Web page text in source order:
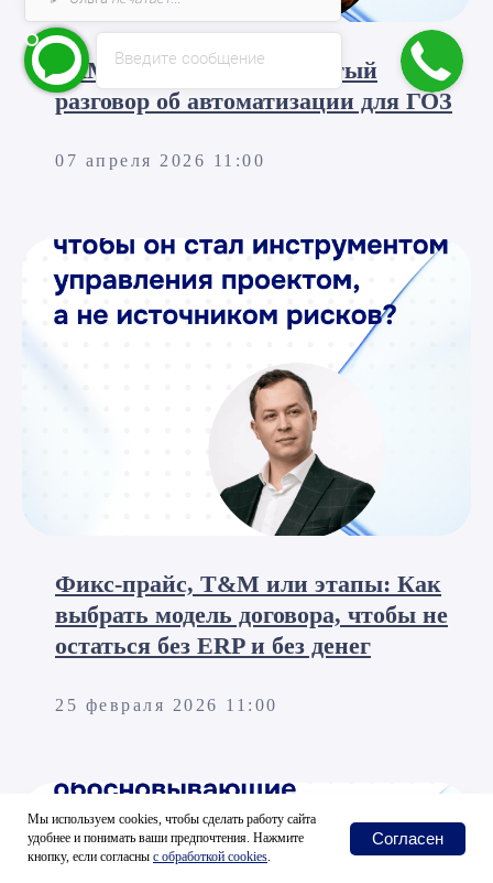
Мы используем cookies, чтобы сделать работу сайта
удобнее и понимать ваши предпочтения. Нажмите
кнопку, если согласны с обработкой cookies.
Согласен
РКМ без ошибок. Открытый
разговор об автоматизации для ГОЗ
07 апреля 2026 11:00
Фикс-прайс, T&M или этапы: Как
выбрать модель договора, чтобы не
остаться без ERP и без денег
25 февраля 2026 11:00
Введите сообщение